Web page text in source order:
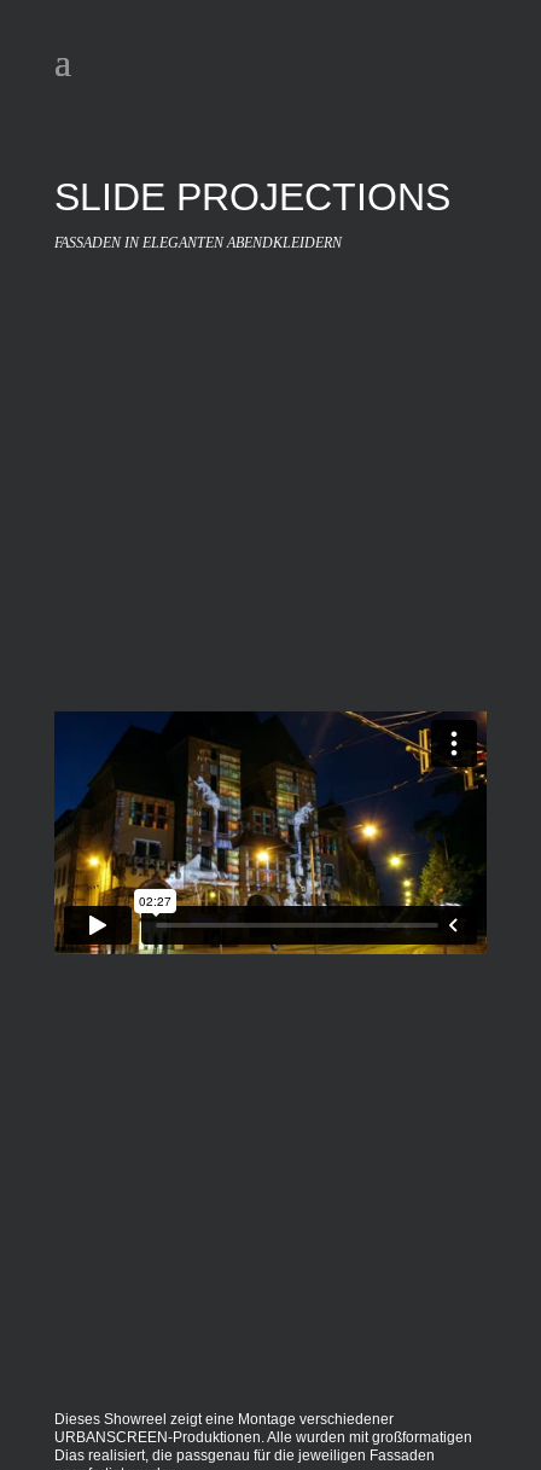
SLIDE PROJECTIONS
FASSADEN IN ELEGANTEN ABENDKLEIDERN
Dieses Showreel zeigt eine Montage verschiedener
URBANSCREEN-Produktionen. Alle wurden mit großformatigen
Dias realisiert, die passgenau für die jeweiligen Fassaden